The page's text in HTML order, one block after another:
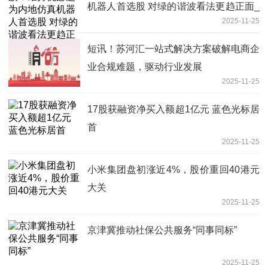
机器人首选股 对绿的谐波看法更趋正面_
2025-11-25
短讯！苏河汇一站式解决方案破解电商企
业合规难题，驱动行业发展
2025-11-25
17股获融资净买入额超1亿元 蓝色光标居
首
2025-11-25
小米集团盘初涨近4%，股价重回40港元
大关
2025-11-25
京津冀推动社保公共服务“同事同标”
2025-11-25